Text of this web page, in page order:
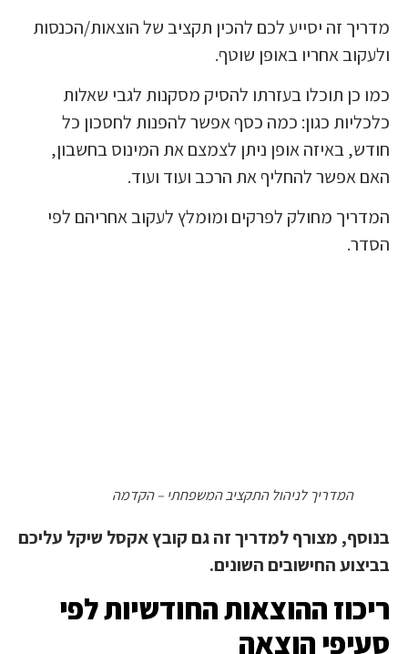
מדריך זה יסייע לכם להכין תקציב של הוצאות/הכנסות
ולעקוב אחריו באופן שוטף.
כמו כן תוכלו בעזרתו להסיק מסקנות לגבי שאלות
כלכליות כגון: כמה כסף אפשר להפנות לחסכון כל
חודש, באיזה אופן ניתן לצמצם את המינוס בחשבון,
האם אפשר להחליף את הרכב ועוד ועוד.
המדריך מחולק לפרקים ומומלץ לעקוב אחריהם לפי
הסדר.
המדריך לניהול התקציב המשפחתי – הקדמה
בנוסף, מצורף למדריך זה גם קובץ אקסל שיקל עליכם
בביצוע החישובים השונים.
ריכוז ההוצאות החודשיות לפי
סעיפי הוצאה